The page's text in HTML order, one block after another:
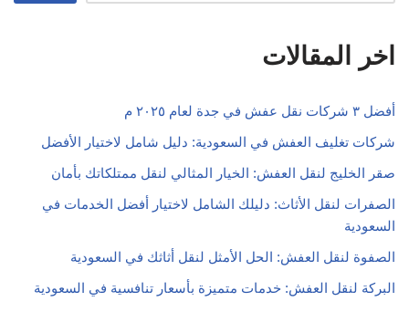
اخر المقالات
أفضل ٣ شركات نقل عفش في جدة لعام ٢٠٢٥ م
شركات تغليف العفش في السعودية: دليل شامل لاختيار الأفضل
صقر الخليج لنقل العفش: الخيار المثالي لنقل ممتلكاتك بأمان
الصفرات لنقل الأثاث: دليلك الشامل لاختيار أفضل الخدمات في
السعودية
الصفوة لنقل العفش: الحل الأمثل لنقل أثاثك في السعودية
البركة لنقل العفش: خدمات متميزة بأسعار تنافسية في السعودية